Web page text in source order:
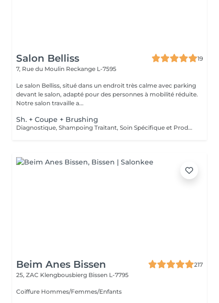
Salon Belliss
19
7, Rue du Moulin Reckange L-7595
Le salon Belliss, situé dans un endroit très calme avec parking
devant le salon, adapté pour des personnes à mobilité réduite.
Notre salon travaille a...
Sh. + Coupe + Brushing
Diagnostique, Shampoing Traitant, Soin Spécifique et Produits Coiffants inclus
Beim Anes Bissen
217
25, ZAC Klengbousbierg Bissen L-7795
Coiffure Hommes/Femmes/Enfants